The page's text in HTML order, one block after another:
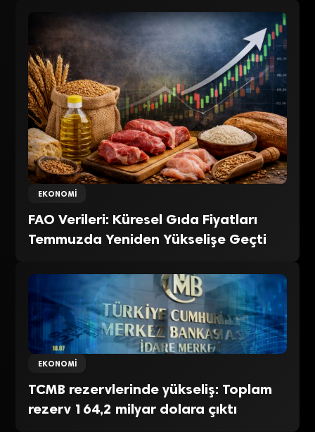
EKONOMI
FAO Verileri: Küresel Gıda Fiyatları
Temmuzda Yeniden Yükselişe Geçti
EKONOMI
TCMB rezervlerinde yükseliş: Toplam
rezerv 164,2 milyar dolara çıktı